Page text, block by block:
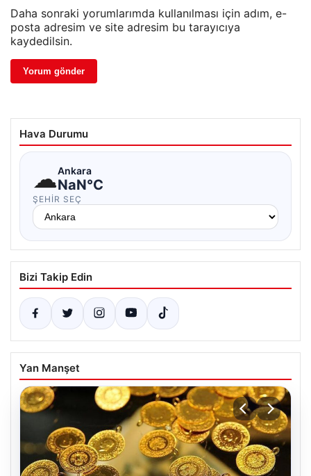
Daha sonraki yorumlarımda kullanılması için adım, e-
posta adresim ve site adresim bu tarayıcıya
kaydedilsin.
Hava Durumu
☁Ankara
NaN°C
ŞEHIR SEÇ
Bizi Takip Edin
Yan Manşet